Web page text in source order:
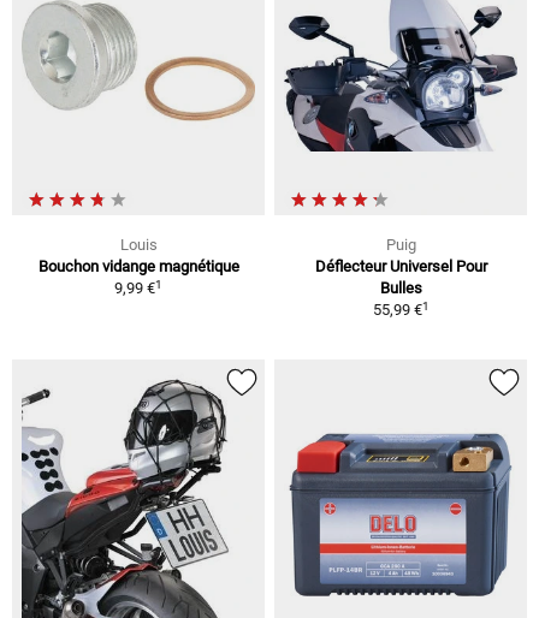
Louis
Bouchon vidange magnétique
9,99 €1
Puig
Déflecteur Universel Pour
Bulles
55,99 €1